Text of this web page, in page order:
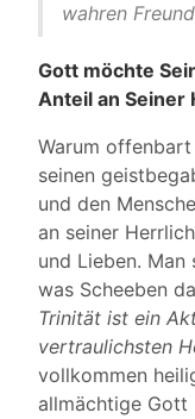
wahren
Gott möchte
Anteil an Seiner
Warum
seinen
und den
an seiner
und Lieben.
was Scheeben
Trinität ist ein
vertraulichsten
vollkommen
allmächtige Gott